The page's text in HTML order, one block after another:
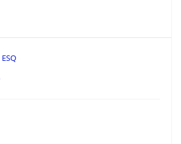
ESQ